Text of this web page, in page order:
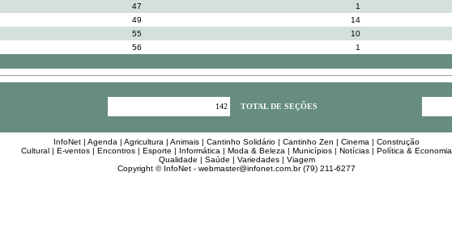
47 1
49 14
55 10
56 1
142 TOTAL DE SEÇÕES
InfoNet | Agenda | Agricultura | Animais | Cantinho Solidário | Cantinho Zen | Cinema | Construção
Cultural | E-ventos | Encontros | Esporte | Informática | Moda & Beleza | Municípios | Notícias | Política & Economia
Qualidade | Saúde | Variedades| Viagem
Copyright © InfoNet - webmaster@infonet.com.br(79) 211-6277